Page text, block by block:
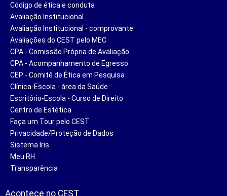
Código de ética e conduta
Avaliação Institucional
Avaliação Institucional - comprovante
Avaliações do CEST pelo MEC
CPA - Comissão Própria de Avaliação
CPA - Acompanhamento de Egresso
CEP - Comitê de Ética em Pesquisa
Clínica-Escola - área da Saúde
Escritório-Escola - Curso de Direito
Centro de Estética
Faça um Tour pelo CEST
Privacidade/Proteção de Dados
Sistema Iris
Meu RH
Transparência
Acontece no CEST